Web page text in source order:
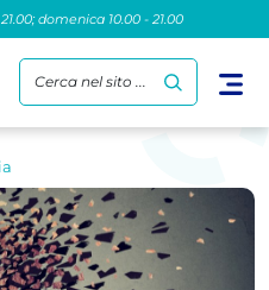
domenica 10.00 - 21.00
Cerca nel sito ...